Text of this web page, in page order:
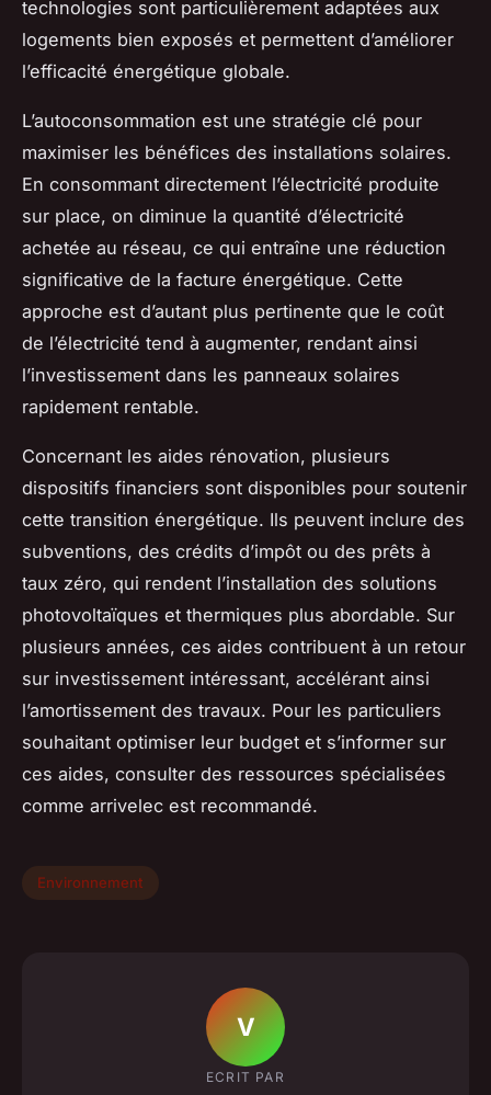
technologies sont particulièrement adaptées aux
logements bien exposés et permettent d’améliorer
l’efficacité énergétique globale.
L’autoconsommation est une stratégie clé pour
maximiser les bénéfices des installations solaires.
En consommant directement l’électricité produite
sur place, on diminue la quantité d’électricité
achetée au réseau, ce qui entraîne une réduction
significative de la facture énergétique. Cette
approche est d’autant plus pertinente que le coût
de l’électricité tend à augmenter, rendant ainsi
l’investissement dans les panneaux solaires
rapidement rentable.
Concernant les aides rénovation, plusieurs
dispositifs financiers sont disponibles pour soutenir
cette transition énergétique. Ils peuvent inclure des
subventions, des crédits d’impôt ou des prêts à
taux zéro, qui rendent l’installation des solutions
photovoltaïques et thermiques plus abordable. Sur
plusieurs années, ces aides contribuent à un retour
sur investissement intéressant, accélérant ainsi
l’amortissement des travaux. Pour les particuliers
souhaitant optimiser leur budget et s’informer sur
ces aides, consulter des ressources spécialisées
comme arrivelec est recommandé.
Environnement
V
ECRIT PAR